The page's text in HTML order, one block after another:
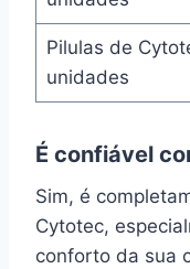
Pilulas de
unidades
É confiável
Sim, é
Cytotec,
conforto da sua